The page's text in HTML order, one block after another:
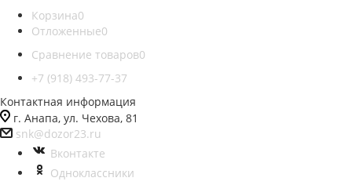
Корзина0
Отложенные0
Сравнение товаров0
+7 (918) 493-77-37
Контактная информация
г. Анапа, ул. Чехова, 81
snk@dozor23.ru
Вконтакте
Одноклассники